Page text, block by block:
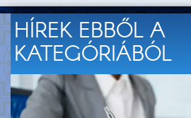
HÍREK EBBŐL A
KATEGÓRIÁBÓL